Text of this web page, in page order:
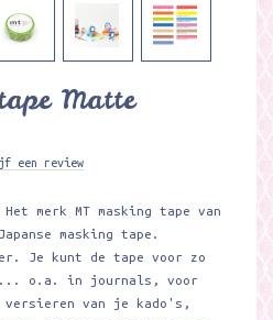
Matte
een review
merk MT masking tape van
masking tape.
Je kunt de tape voor zo
o.a. in journals, voor
versieren van je kado's,